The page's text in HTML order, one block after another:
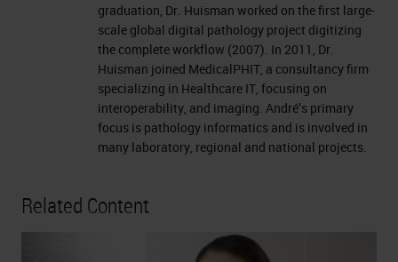
graduation, Dr. Huisman worked on the first large-
scale global digital pathology project digitizing
the complete workflow (2007). In 2011, Dr.
Huisman joined MedicalPHIT, a consultancy firm
specializing in Healthcare IT, focusing on
interoperability, and imaging. André’s primary
focus is pathology informatics and is involved in
many laboratory, regional and national projects.
Related Content